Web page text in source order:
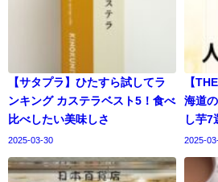
【サタプラ】ひたすら試してラ
ンキング カステラベスト5！食べ
比べしたい美味しさ
2025-03-30
【
海道
し芋7
2025-